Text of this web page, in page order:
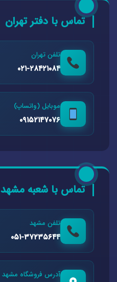
تماس با دفتر تهران
تلفن تهران
۰۲۱-۲۸۴۲۱۰۸۴
موبایل (واتساپ)
۰۹۱۵۲۱۴۷۰۷۶
تماس با شعبه مشهد
تلفن مشهد
۰۵۱-۳۷۲۳۵۶۴۴
آدرس فروشگاه مشهد